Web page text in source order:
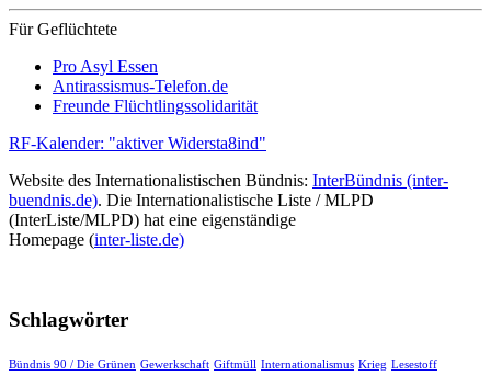
Für Geflüchtete
Pro Asyl Essen
Antirassismus-Telefon.de
Freunde Flüchtlingssolidarität
RF-Kalender: "aktiver Widersta8ind"
Website des Internationalistischen Bündnis: InterBündnis (inter-
buendnis.de). Die Internationalistische Liste / MLPD
(InterListe/MLPD) hat eine eigenständige
Homepage (inter-liste.de)
Schlagwörter
Bündnis 90 / Die Grünen Gewerkschaft Giftmüll Internationalismus Krieg Lesestoff